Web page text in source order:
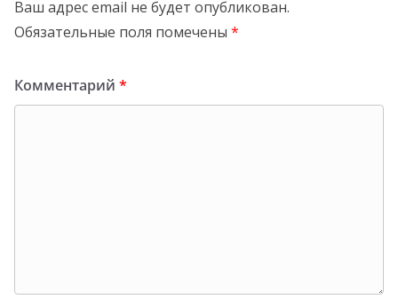
Ваш адрес email не будет опубликован.
Обязательные поля помечены *
Комментарий *